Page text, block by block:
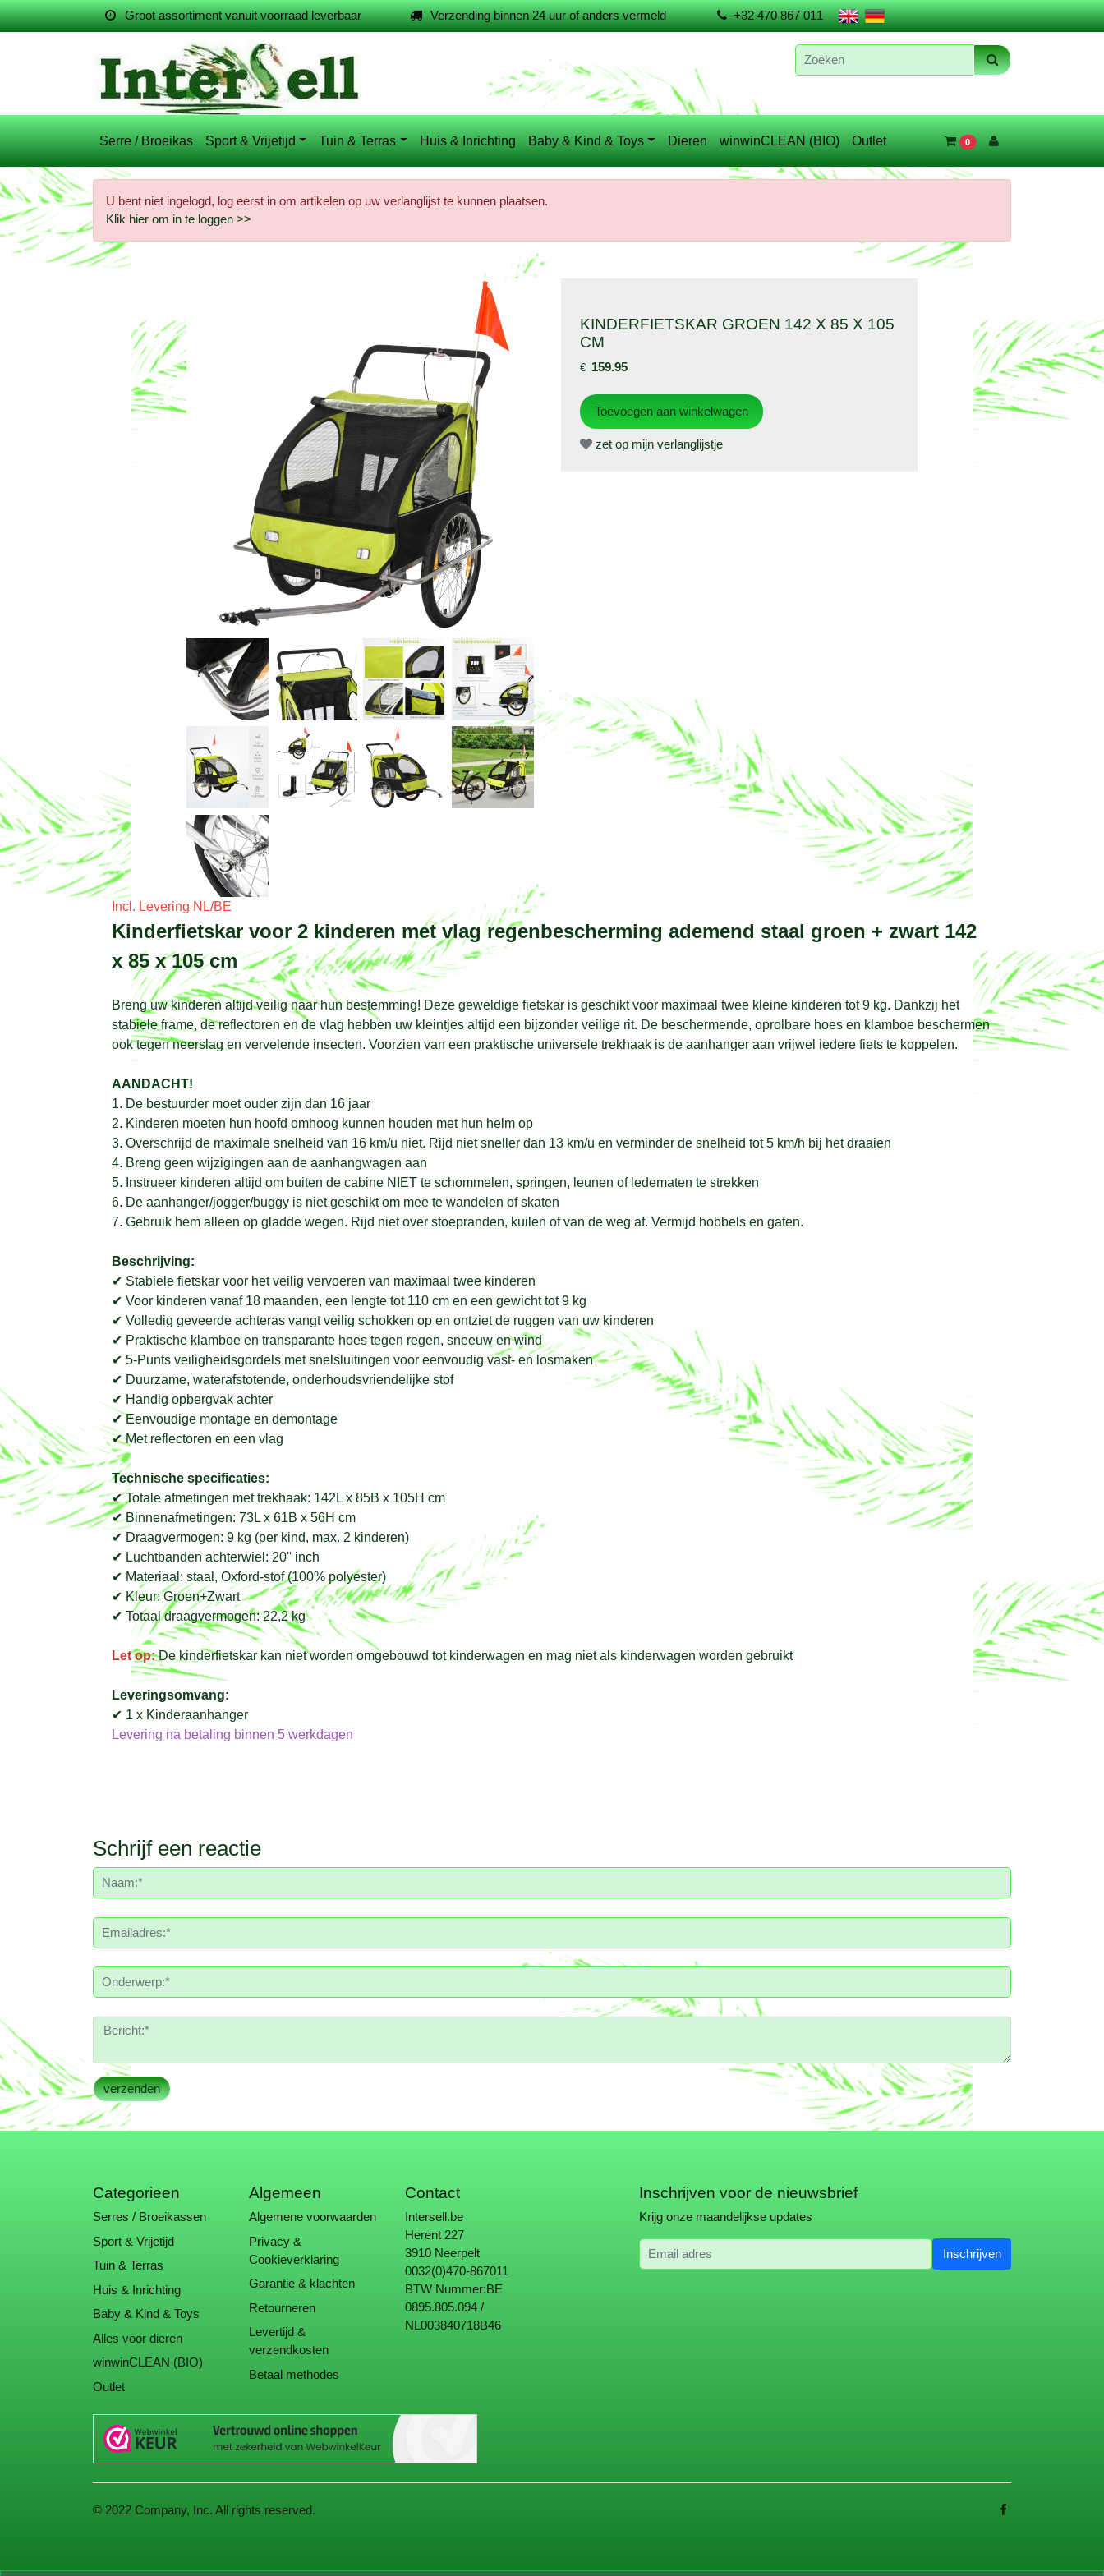
Groot assortiment vanuit voorraad leverbaar Verzending binnen 24 uur of anders vermeld +32 470 867 011
Serre / Broeikas Sport & Vrijetijd Tuin & Terras Huis & Inrichting Baby & Kind & Toys Dieren winwinCLEAN (BIO) Outlet 0
U bent niet ingelogd, log eerst in om artikelen op uw verlanglijst te kunnen plaatsen.
Klik hier om in te loggen >>
KINDERFIETSKAR GROEN 142 X 85 X 105
CM
€ 159.95
zet op mijn verlanglijstje
Incl. Levering NL/BE
Kinderfietskar voor 2 kinderen met vlag regenbescherming ademend staal groen + zwart 142
x 85 x 105 cm
Breng uw kinderen altijd veilig naar hun bestemming! Deze geweldige fietskar is geschikt voor maximaal twee kleine kinderen tot 9 kg. Dankzij het
stabiele frame, de reflectoren en de vlag hebben uw kleintjes altijd een bijzonder veilige rit. De beschermende, oprolbare hoes en klamboe beschermen
ook tegen neerslag en vervelende insecten. Voorzien van een praktische universele trekhaak is de aanhanger aan vrijwel iedere fiets te koppelen.
AANDACHT!
1. De bestuurder moet ouder zijn dan 16 jaar
2. Kinderen moeten hun hoofd omhoog kunnen houden met hun helm op
3. Overschrijd de maximale snelheid van 16 km/u niet. Rijd niet sneller dan 13 km/u en verminder de snelheid tot 5 km/h bij het draaien
4. Breng geen wijzigingen aan de aanhangwagen aan
5. Instrueer kinderen altijd om buiten de cabine NIET te schommelen, springen, leunen of ledematen te strekken
6. De aanhanger/jogger/buggy is niet geschikt om mee te wandelen of skaten
7. Gebruik hem alleen op gladde wegen. Rijd niet over stoepranden, kuilen of van de weg af. Vermijd hobbels en gaten.
Beschrijving:
✔ Stabiele fietskar voor het veilig vervoeren van maximaal twee kinderen
✔ Voor kinderen vanaf 18 maanden, een lengte tot 110 cm en een gewicht tot 9 kg
✔ Volledig geveerde achteras vangt veilig schokken op en ontziet de ruggen van uw kinderen
✔ Praktische klamboe en transparante hoes tegen regen, sneeuw en wind
✔ 5-Punts veiligheidsgordels met snelsluitingen voor eenvoudig vast- en losmaken
✔ Duurzame, waterafstotende, onderhoudsvriendelijke stof
✔ Handig opbergvak achter
✔ Eenvoudige montage en demontage
✔ Met reflectoren en een vlag
Technische specificaties:
✔ Totale afmetingen met trekhaak: 142L x 85B x 105H cm
✔ Binnenafmetingen: 73L x 61B x 56H cm
✔ Draagvermogen: 9 kg (per kind, max. 2 kinderen)
✔ Luchtbanden achterwiel: 20'' inch
✔ Materiaal: staal, Oxford-stof (100% polyester)
✔ Kleur: Groen+Zwart
✔ Totaal draagvermogen: 22,2 kg
Let op:De kinderfietskar kan niet worden omgebouwd tot kinderwagen en mag niet als kinderwagen worden gebruikt
Leveringsomvang:
✔ 1 x Kinderaanhanger
Levering na betaling binnen 5 werkdagen
Schrijf een reactie
Categorieen
Serres / Broeikassen
Sport & Vrijetijd
Tuin & Terras
Huis & Inrichting
Baby & Kind & Toys
Alles voor dieren
winwinCLEAN (BIO)
Outlet
Algemeen
Algemene voorwaarden
Privacy &
Cookieverklaring
Garantie & klachten
Retourneren
Levertijd &
verzendkosten
Betaal methodes
Contact
Intersell.be
Herent 227
3910 Neerpelt
0032(0)470-867011
BTW Nummer:BE
0895.805.094 /
NL003840718B46
Inschrijven voor de nieuwsbrief
Krijg onze maandelijkse updates
Email adres
Inschrijven
© 2022 Company, Inc. All rights reserved.